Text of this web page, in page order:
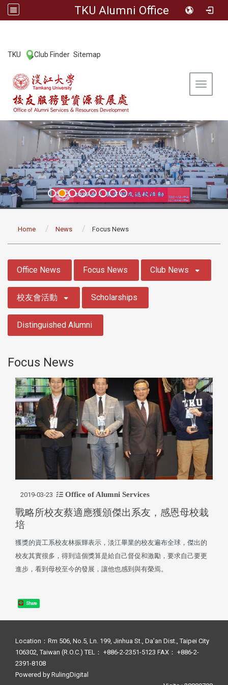
TKU Alumni Office
TKU Club Finder Sitemap
Toggle
Home News Focus News
Office News Focus News Club News
校友會活動 Scholarships
Distinguished Alumni
Focus News
2019-03-23 Office of Alumni Services
戰略所校友蔡適應獲頒傑出系友，感恩母校栽
培
獲獎的資工系校友林振輝表示，淡江畢業的校友遍布全球，傑出的
校友其實很多，得到這個獎算是給自己督促和激勵，要求自己要更
進步，看到母校至今的發展，讓他也感到與有榮焉。
Share
Location：Rm 506, No.5, Ln. 199, Jinhua St., Da’an Dist., Taipei City
106302, Taiwan (R.O.C.) TEL： +886-2-2351-5123 FAX： +886-2-
2391-8108
Powered by RulingDigital